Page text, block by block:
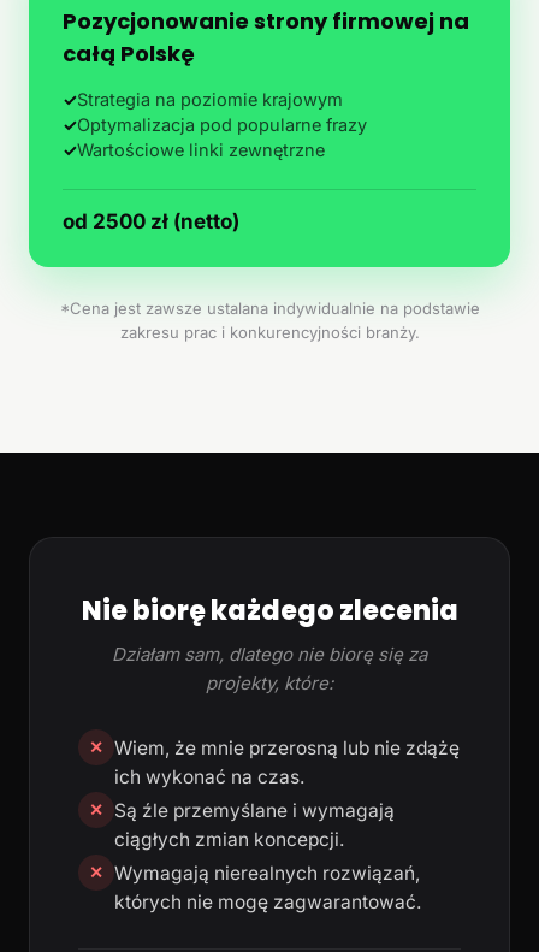
Pozycjonowanie strony firmowej na
całą Polskę
✓Strategia na poziomie krajowym
✓Optymalizacja pod popularne frazy
✓Wartościowe linki zewnętrzne
od 2500 zł (netto)
*Cena jest zawsze ustalana indywidualnie na podstawie
zakresu prac i konkurencyjności branży.
Nie biorę każdego zlecenia
Działam sam, dlatego nie biorę się za
projekty, które:
✕ Wiem, że mnie przerosną lub nie zdążę
ich wykonać na czas.
✕
Są źle przemyślane i wymagają
ciągłych zmian koncepcji.
✕ Wymagają nierealnych rozwiązań,
których nie mogę zagwarantować.